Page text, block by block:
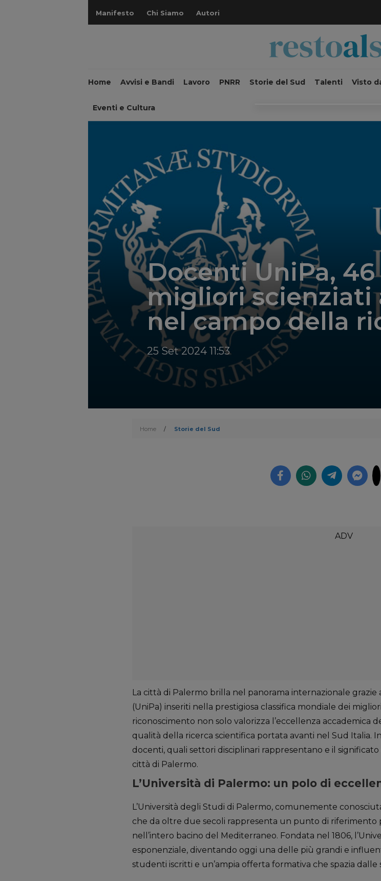
Manifesto Chi Siamo Autori
Home Avvisi e Bandi Lavoro PNRR Storie del Sud Talenti Visto
Eventi e Cultura
Docenti UniPa,
migliori scienziati
nel campo della
25 Set 2024 11:53
Home / Storie del Sud
La città di Palermo brilla nel panorama internazionale grazie
(UniPa) inseriti nella prestigiosa classifica mondiale dei
riconoscimento non solo valorizza l’eccellenza accademica
qualità della ricerca scientifica portata avanti nel Sud Italia.
docenti, quali settori disciplinari rappresentano e il
città di Palermo.
L’Università di Palermo: un polo di
L’Università degli Studi di Palermo, comunemente
che da oltre due secoli rappresenta un punto di riferimento
nell’intero bacino del Mediterraneo. Fondata nel 1806,
esponenziale, diventando oggi una delle più grandi e
studenti iscritti e un’ampia offerta formativa che spazia